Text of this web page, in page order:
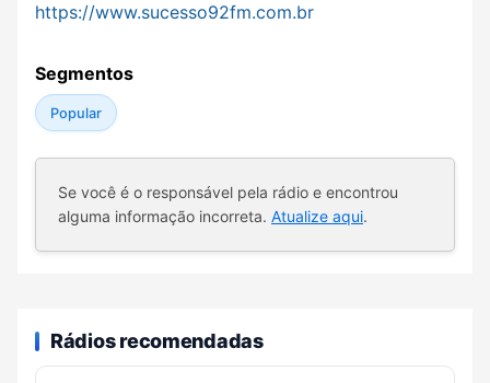
https://www.sucesso92fm.com.br
Segmentos
Popular
Se você é o responsável pela rádio e encontrou
alguma informação incorreta. Atualize aqui.
Rádios recomendadas